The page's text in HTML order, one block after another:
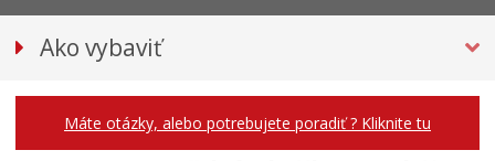
Ako vybaviť
Máte otázky, alebo potrebujete poradiť ? Kliknite tu